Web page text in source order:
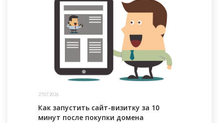
27.07.2026
Как запустить сайт-визитку за 10
минут после покупки домена